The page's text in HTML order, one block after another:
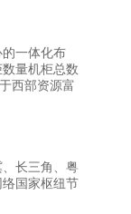
一体化布
量机柜总数
西部资源富
长三角、粤
国家枢纽节